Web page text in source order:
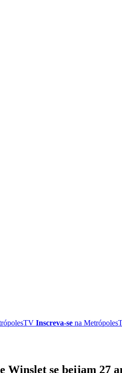
Inscreva-se na
se beijam 27